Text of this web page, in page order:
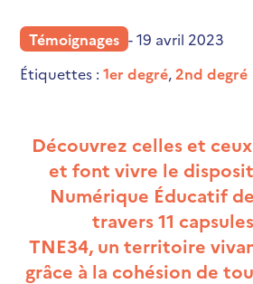
Témoignages - 19 avril 2023
Étiquettes :1er degré,2nd degré
Découvrez celles et
et font vivre le
Numérique Éducatif
travers 11
TNE34, un territoire
grâce à la cohésion de